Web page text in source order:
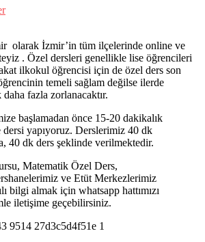
olarak İzmir’in tüm ilçelerinde online ve
. Özel dersleri genellikle lise öğrencileri
ilkokul öğrencisi için de özel ders son
temeli sağlam değilse ilerde
fazla zorlanacaktır.
başlamadan önce 15-20 dakikalık
dersi yapıyoruz. Derslerimiz 40 dk
40 dk ders şeklinde verilmektedir.
Matematik Özel Ders,
ve Etüt Merkezlerimiz
bilgi almak için whatsapp hattımızı
iletişime geçebilirsiniz.